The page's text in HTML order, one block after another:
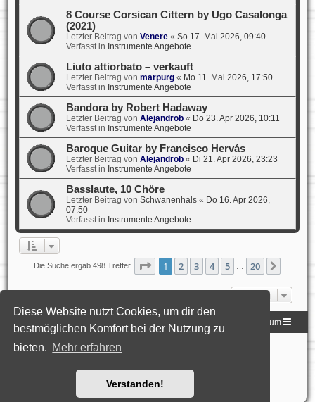
Diese Website nutzt Cookies, um dir den
bestmöglichen Komfort bei der Nutzung zu
bieten. Mehr erfahren
Verstanden!
8 Course Corsican Cittern by Ugo Casalonga
(2021)
Letzter Beitrag von Venere« So 17. Mai 2026, 09:40
Verfasst in Instrumente Angebote
Liuto attiorbato – verkauft
Letzter Beitrag von marpurg« Mo 11. Mai 2026, 17:50
Verfasst in Instrumente Angebote
Bandora by Robert Hadaway
Letzter Beitrag von Alejandrob« Do 23. Apr 2026, 10:11
Verfasst in Instrumente Angebote
Baroque Guitar by Francisco Hervás
Letzter Beitrag von Alejandrob« Di 21. Apr 2026, 23:23
Verfasst in Instrumente Angebote
Basslaute, 10 Chöre
Letzter Beitrag von Schwanenhals« Do 16. Apr 2026,
07:50
Verfasst in Instrumente Angebote
Die Suche ergab 498 Treffer Seite 1von 20
1 2 3 4 5 20
Gehe zu
Homepage der DLG Foren-Übersicht Impressum
Powered byphpBB® Forum Software © phpBB Limited
Style: Black-Silver-Split by Joyce&LunaphpBB-Style-Design
Nutzungsbedingungen